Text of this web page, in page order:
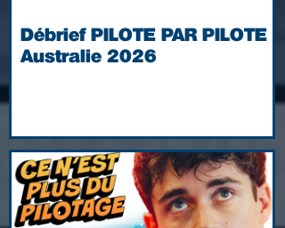
Débrief PILOTE PAR PILOTE |
Australie 2026